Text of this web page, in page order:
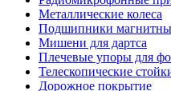
Металлические колеса
Подшипники
Мишени для дартса
Плечевые упоры для
Телескопические
Дорожное покрытие